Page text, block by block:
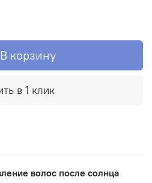
В корзину
в 1 клик
волос после солнца